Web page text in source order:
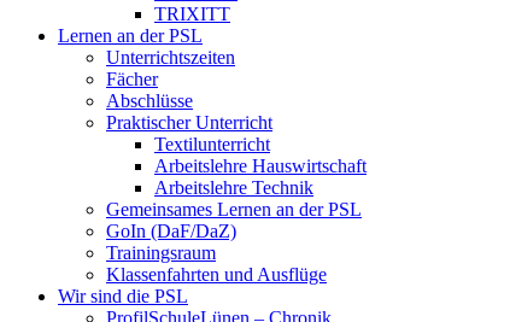
TRIXITT
Lernen an der PSL
Unterrichtszeiten
Fächer
Abschlüsse
Praktischer Unterricht
Textilunterricht
Arbeitslehre Hauswirtschaft
Arbeitslehre Technik
Gemeinsames Lernen an der PSL​
GoIn (DaF/DaZ)
Trainingsraum
Klassenfahrten und Ausflüge
Wir sind die PSL
ProfilSchuleLünen – Chronik